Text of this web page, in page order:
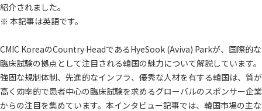
紹介されました。
※ 本記事は英語です。
CMIC KoreaのCountry HeadであるHyeSook (Aviva) Parkが、国際的な
臨床試験の拠点として注目される韓国の魅力について解説しています。
強固な規制体制、先進的なインフラ、優秀な人材を有する韓国は、質が
高く効率的で患者中心の臨床試験を求めるグローバルのスポンサー企業
からの注目を集めています。本インタビュー記事では、韓国市場の主な